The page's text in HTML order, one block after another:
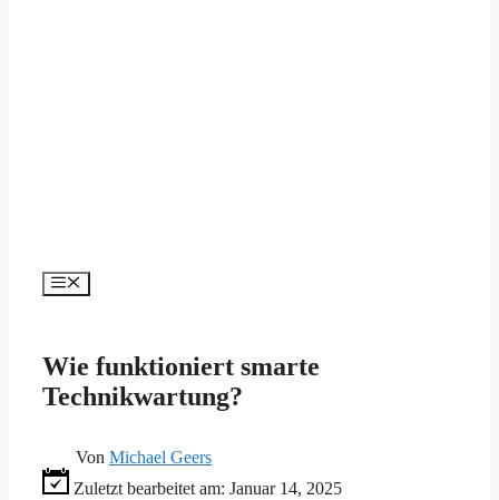
Menü
Wie funktioniert smarte
Technikwartung?
Von Michael Geers
Zuletzt bearbeitet am: Januar 14, 2025